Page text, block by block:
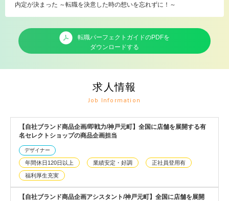
内定が決まった ～転職を決意した時の想いを忘れずに！～
転職パーフェクトガイドのPDFを
ダウンロードする
求人情報
Job Information
【自社ブランド商品企画/即戦力/神戸元町】全国に店舗を展開する有
名セレクトショップの商品企画担当
デザイナー
年間休日120日以上 業績安定・好調 正社員登用有
福利厚生充実
【自社ブランド商品企画アシスタント/神戸元町】全国に店舗を展開